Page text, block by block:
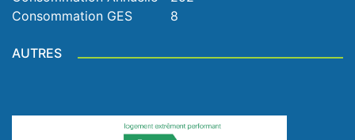
Consommation GES
8
AUTRES